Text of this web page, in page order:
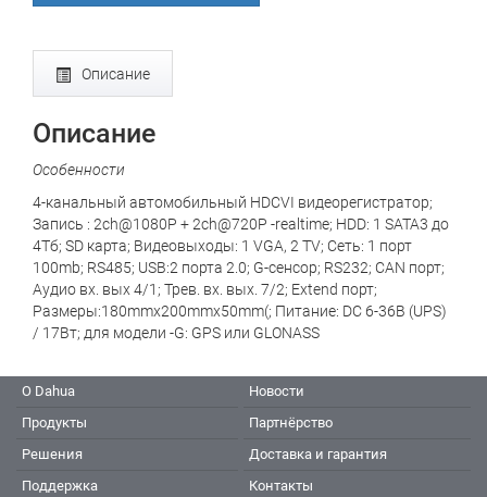
Описание
Описание
Особенности
4-канальный автомобильный HDCVI видеорегистратор;
Запись : 2ch@1080P + 2ch@720P -realtime; HDD: 1 SATA3 до
4Тб; SD карта; Видеовыходы: 1 VGA, 2 TV; Сеть: 1 порт
100mb; RS485; USB:2 порта 2.0; G-сенсор; RS232; CAN порт;
Аудио вх. вых 4/1; Трев. вх. вых. 7/2; Extend порт;
Размеры:180mmx200mmx50mm(; Питание: DC 6-36В (UPS)
/ 17Вт; для модели -G: GPS или GLONASS
О Dahua
Продукты
Решения
Поддержка
Новости
Партнёрство
Доставка и гарантия
Контакты